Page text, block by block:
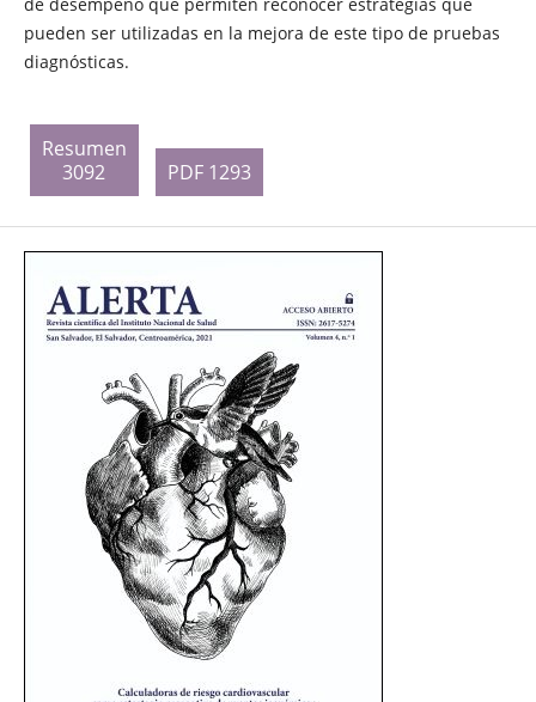
pueden ser utilizadas en la mejora de este tipo de pruebas
diagnósticas.
Resumen
3092
PDF 1293